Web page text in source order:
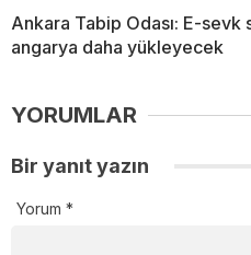
Ankara Tabip Odası: E-
angarya daha yükleyecek
YORUMLAR
Bir yanıt yazın
Yorum *